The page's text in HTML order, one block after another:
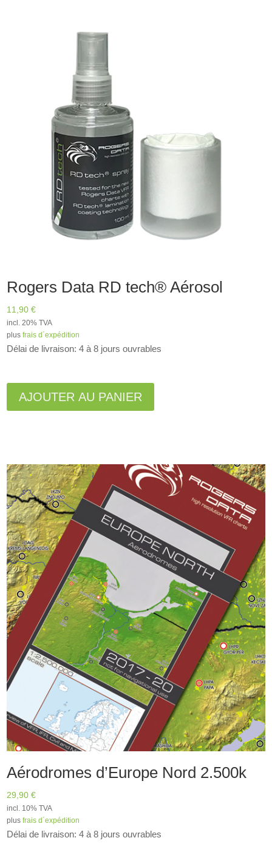
Rogers Data RD tech® Aérosol
11,90€
incl. 20% TVA
plusfrais d´expédition
Délai de livraison: 4 à 8 jours ouvrables
AJOUTER AU PANIER
a
t
i
v
:
Aérodromes d’Europe Nord 2.500k
29,90€
incl. 10% TVA
plusfrais d´expédition
Délai de livraison: 4 à 8 jours ouvrables